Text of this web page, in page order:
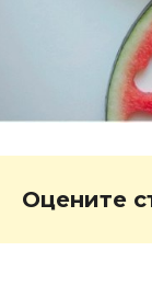
Оцените